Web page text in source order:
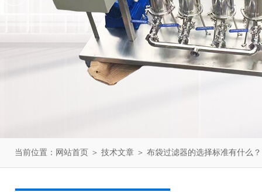
当前位置： 网站首页 ＞ 技术文章 ＞ 布袋过滤器的选择标准有什么？